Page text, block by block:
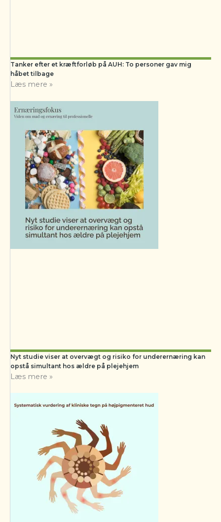
Tanker efter et kræftforløb på AUH: To personer gav mig
håbet tilbage
Læs mere »
Nyt studie viser at overvægt og risiko for underernæring kan
opstå simultant hos ældre på plejehjem
Læs mere »